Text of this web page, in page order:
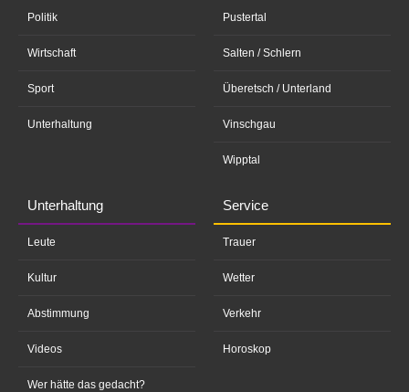
Politik
Wirtschaft
Sport
Unterhaltung
Pustertal
Salten / Schlern
Überetsch / Unterland
Vinschgau
Wipptal
Unterhaltung
Leute
Kultur
Abstimmung
Videos
Wer hätte das gedacht?
Service
Trauer
Wetter
Verkehr
Horoskop